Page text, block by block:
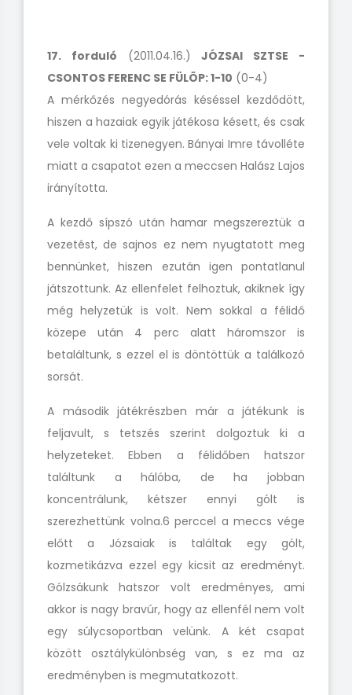
17. forduló (2011.04.16.)JÓZSAI SZTSE -
CSONTOS FERENC SE FÜLÖP: 1-10 (0-4)
A mérkőzés negyedórás késéssel kezdődött,
hiszen a hazaiak egyik játékosa késett, és csak
vele voltak ki tizenegyen. Bányai Imre távolléte
miatt a csapatot ezen a meccsen Halász Lajos
irányította.
A kezdő sípszó után hamar megszereztük a
vezetést, de sajnos ez nem nyugtatott meg
bennünket, hiszen ezután igen pontatlanul
játszottunk. Az ellenfelet felhoztuk, akiknek így
még helyzetük is volt. Nem sokkal a félidő
közepe után 4 perc alatt háromszor is
betaláltunk, s ezzel el is döntöttük a találkozó
sorsát.
A második játékrészben már a játékunk is
feljavult, s tetszés szerint dolgoztuk ki a
helyzeteket. Ebben a félidőben hatszor
találtunk a hálóba, de ha jobban
koncentrálunk, kétszer ennyi gólt is
szerezhettünk volna.6 perccel a meccs vége
előtt a Józsaiak is találtak egy gólt,
kozmetikázva ezzel egy kicsit az eredményt.
Gólzsákunk hatszor volt eredményes, ami
akkor is nagy bravúr, hogy az ellenfél nem volt
egy súlycsoportban velünk. A két csapat
között osztálykülönbség van, s ez ma az
eredményben is megmutatkozott.